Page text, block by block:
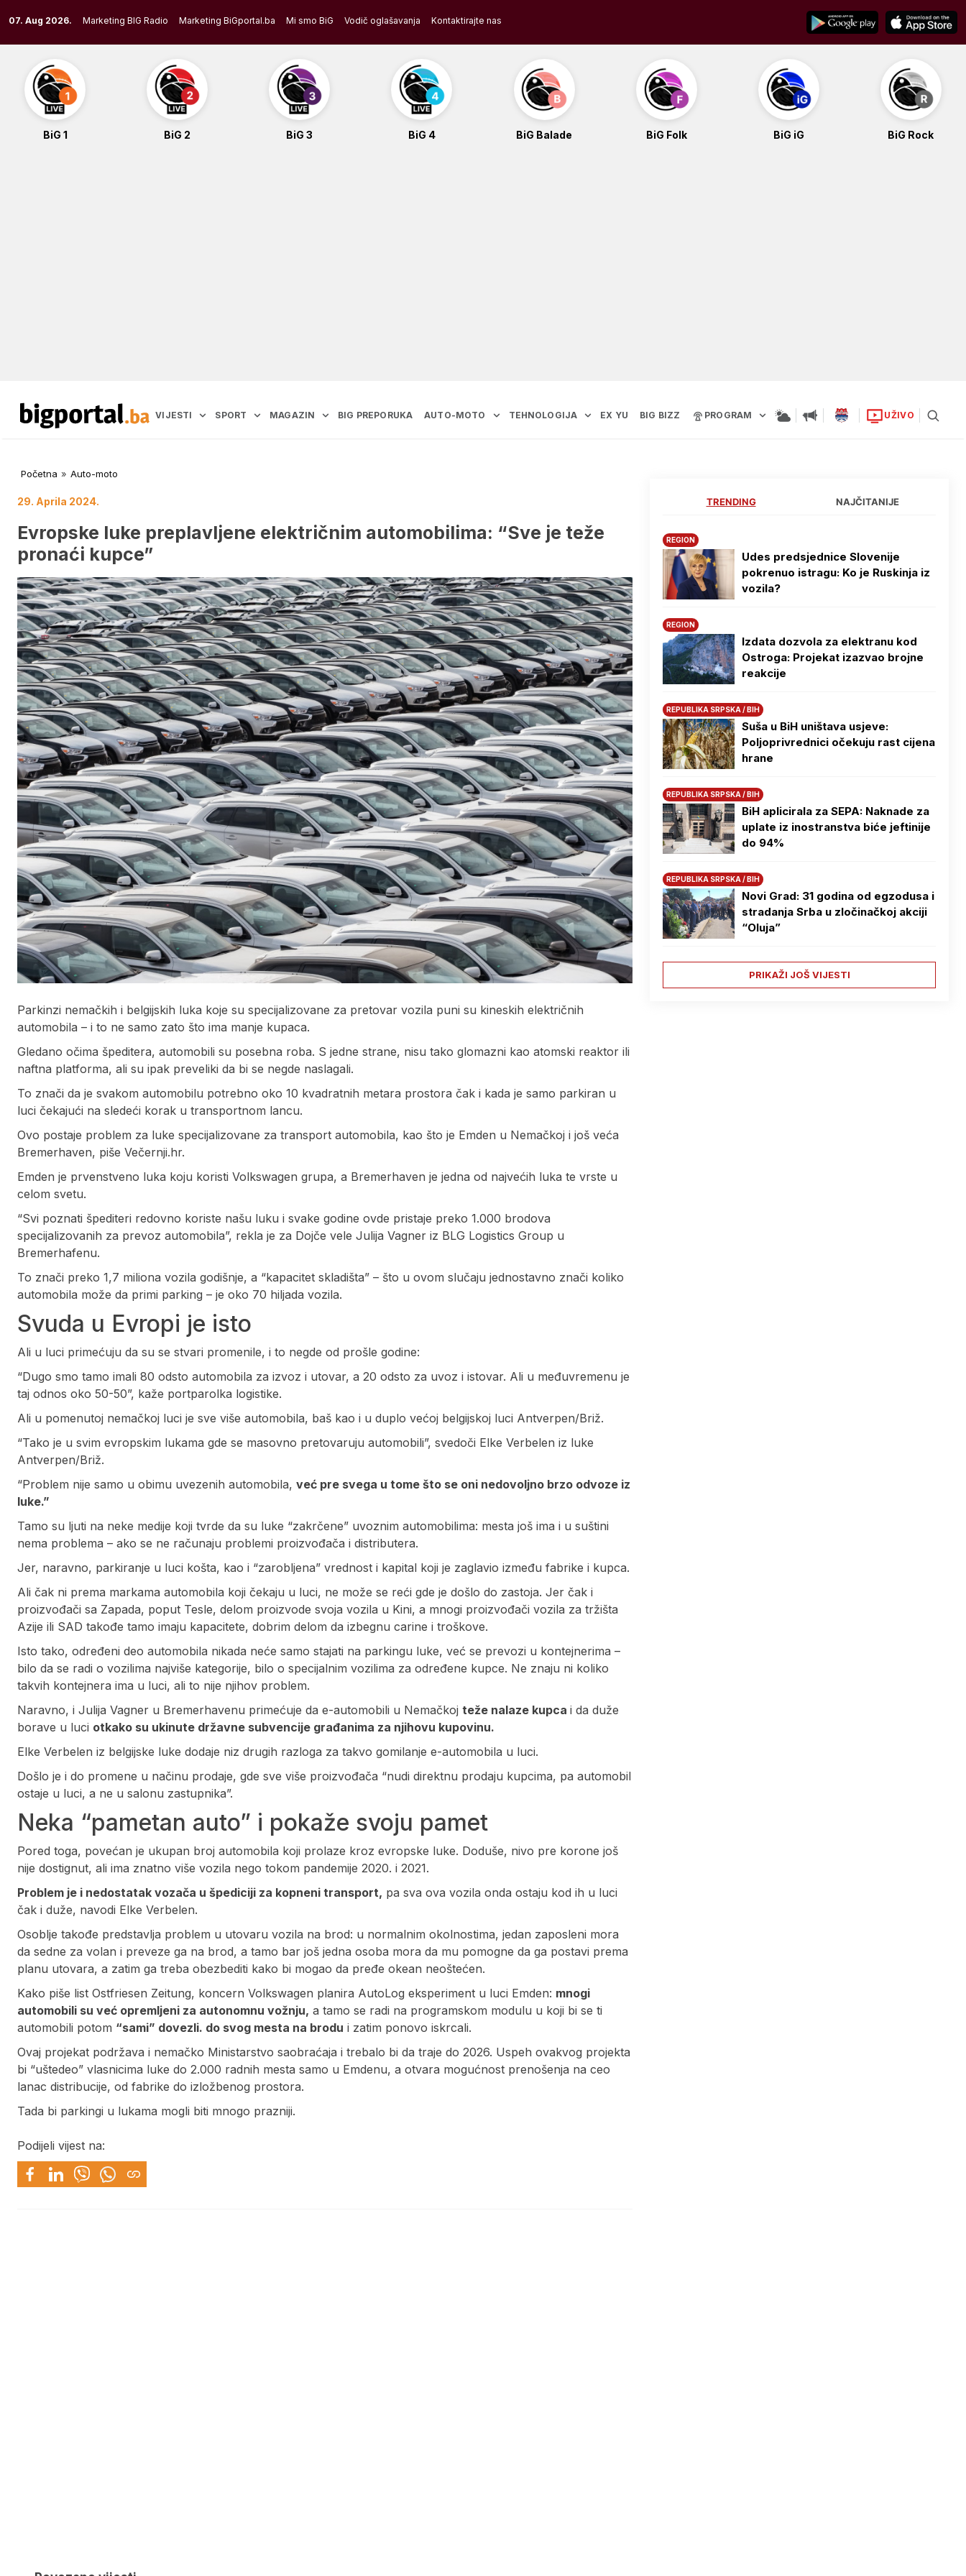
to
content
07. Aug 2026. Marketing BIG Radio Marketing BiGportal.ba Mi smo BiG Vodič oglašavanja Kontaktirajte nas
BiG 1 BiG 2 BiG 3 BiG 4 BiG Balade BiG Folk BiG iG BiG Rock
VIJESTI SPORT MAGAZIN BIG PREPORUKA AUTO-MOTO TEHNOLOGIJA EX YU BIG BIZZ PROGRAM UŽIVO
Početna » Auto-moto
29. Aprila 2024.
Evropske luke preplavljene električnim automobilima: “Sve je teže
pronaći kupce”
Parkinzi nemačkih i belgijskih luka koje su specijalizovane za pretovar vozila puni su kineskih električnih
automobila – i to ne samo zato što ima manje kupaca.
Gledano očima špeditera, automobili su posebna roba. S jedne strane, nisu tako glomazni kao atomski reaktor ili
naftna platforma, ali su ipak preveliki da bi se negde naslagali.
To znači da je svakom automobilu potrebno oko 10 kvadratnih metara prostora čak i kada je samo parkiran u
luci čekajući na sledeći korak u transportnom lancu.
Ovo postaje problem za luke specijalizovane za transport automobila, kao što je Emden u Nemačkoj i još veća
Bremerhaven, piše Večernji.hr.
Emden je prvenstveno luka koju koristi Volkswagen grupa, a Bremerhaven je jedna od najvećih luka te vrste u
celom svetu.
“Svi poznati špediteri redovno koriste našu luku i svake godine ovde pristaje preko 1.000 brodova
specijalizovanih za prevoz automobila”, rekla je za Dojče vele Julija Vagner iz BLG Logistics Group u
Bremerhafenu.
To znači preko 1,7 miliona vozila godišnje, a “kapacitet skladišta” – što u ovom slučaju jednostavno znači koliko
automobila može da primi parking – je oko 70 hiljada vozila.
Svuda u Evropi je isto
Ali u luci primećuju da su se stvari promenile, i to negde od prošle godine:
“Dugo smo tamo imali 80 odsto automobila za izvoz i utovar, a 20 odsto za uvoz i istovar. Ali u međuvremenu je
taj odnos oko 50-50”, kaže portparolka logistike.
Ali u pomenutoj nemačkoj luci je sve više automobila, baš kao i u duplo većoj belgijskoj luci Antverpen/Briž.
“Tako je u svim evropskim lukama gde se masovno pretovaruju automobili”, svedoči Elke Verbelen iz luke
Antverpen/Briž.
“Problem nije samo u obimu uvezenih automobila, već pre svega u tome što se oni nedovoljno brzo odvoze iz
luke.”
Tamo su ljuti na neke medije koji tvrde da su luke “zakrčene” uvoznim automobilima: mesta još ima i u suštini
nema problema – ako se ne računaju problemi proizvođača i distributera.
Jer, naravno, parkiranje u luci košta, kao i “zarobljena” vrednost i kapital koji je zaglavio između fabrike i kupca.
Ali čak ni prema markama automobila koji čekaju u luci, ne može se reći gde je došlo do zastoja. Jer čak i
proizvođači sa Zapada, poput Tesle, delom proizvode svoja vozila u Kini, a mnogi proizvođači vozila za tržišta
Azije ili SAD takođe tamo imaju kapacitete, dobrim delom da izbegnu carine i troškove.
Isto tako, određeni deo automobila nikada neće samo stajati na parkingu luke, već se prevozi u kontejnerima –
bilo da se radi o vozilima najviše kategorije, bilo o specijalnim vozilima za određene kupce. Ne znaju ni koliko
takvih kontejnera ima u luci, ali to nije njihov problem.
Naravno, i Julija Vagner u Bremerhavenu primećuje da e-automobili u Nemačkoj teže nalaze kupca i da duže
borave u luci otkako su ukinute državne subvencije građanima za njihovu kupovinu.
Elke Verbelen iz belgijske luke dodaje niz drugih razloga za takvo gomilanje e-automobila u luci.
Došlo je i do promene u načinu prodaje, gde sve više proizvođača “nudi direktnu prodaju kupcima, pa automobil
ostaje u luci, a ne u salonu zastupnika”.
Neka “pametan auto” i pokaže svoju pamet
Pored toga, povećan je ukupan broj automobila koji prolaze kroz evropske luke. Doduše, nivo pre korone još
nije dostignut, ali ima znatno više vozila nego tokom pandemije 2020. i 2021.
Problem je i nedostatak vozača u špediciji za kopneni transport, pa sva ova vozila onda ostaju kod ih u luci
čak i duže, navodi Elke Verbelen.
Osoblje takođe predstavlja problem u utovaru vozila na brod: u normalnim okolnostima, jedan zaposleni mora
da sedne za volan i preveze ga na brod, a tamo bar još jedna osoba mora da mu pomogne da ga postavi prema
planu utovara, a zatim ga treba obezbediti kako bi mogao da pređe okean neoštećen.
Kako piše list Ostfriesen Zeitung, koncern Volkswagen planira AutoLog eksperiment u luci Emden: mnogi
automobili su već opremljeni za autonomnu vožnju, a tamo se radi na programskom modulu u koji bi se ti
automobili potom “sami” dovezli. do svog mesta na brodu i zatim ponovo iskrcali.
Ovaj projekat podržava i nemačko Ministarstvo saobraćaja i trebalo bi da traje do 2026. Uspeh ovakvog projekta
bi “uštedeo” vlasnicima luke do 2.000 radnih mesta samo u Emdenu, a otvara mogućnost prenošenja na ceo
lanac distribucije, od fabrike do izložbenog prostora.
Tada bi parkingi u lukama mogli biti mnogo prazniji.
Podijeli vijest na:
TRENDING NAJČITANIJE
REGION
Udes predsjednice Slovenije
pokrenuo istragu: Ko je Ruskinja iz
vozila?
REGION
Izdata dozvola za elektranu kod
Ostroga: Projekat izazvao brojne
reakcije
REPUBLIKA SRPSKA / BIH
Suša u BiH uništava usjeve:
Poljoprivrednici očekuju rast cijena
hrane
REPUBLIKA SRPSKA / BIH
BiH aplicirala za SEPA: Naknade za
uplate iz inostranstva biće jeftinije
do 94%
REPUBLIKA SRPSKA / BIH
Novi Grad: 31 godina od egzodusa i
stradanja Srba u zločinačkoj akciji
“Oluja”
PRIKAŽI JOŠ VIJESTI